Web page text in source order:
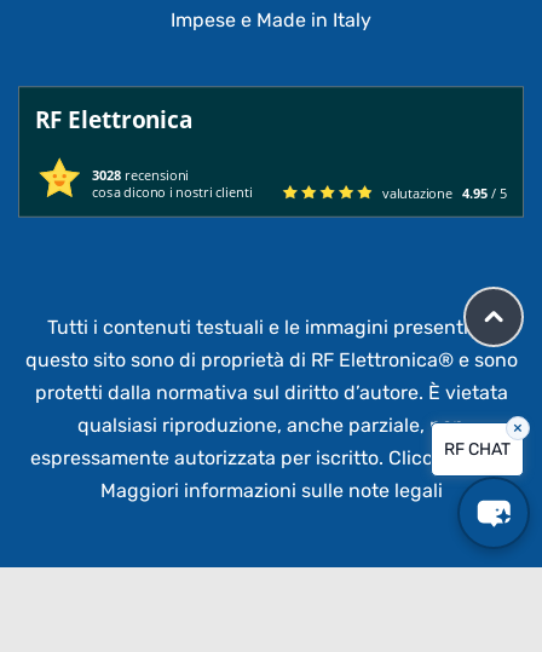
Impese e Made in Italy
RF Elettronica
3028 recensioni
cosa dicono i nostri clienti
valutazione 4.95 / 5
Tutti i contenuti testuali e le immagini presenti su
questo sito sono di proprietà di RF Elettronica® e sono
protetti dalla normativa sul diritto d’autore. È vietata
qualsiasi riproduzione, anche parziale, non
espressamente autorizzata per iscritto. Clicca qui per
Maggiori informazioni sulle note legali
RF CHAT
×